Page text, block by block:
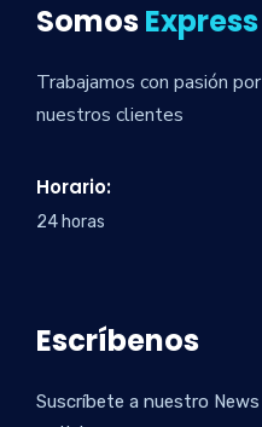
Somos
Trabajamos con pasión
nuestros clientes
Horario:
24 horas
Escríbenos
Suscríbete a nuestro